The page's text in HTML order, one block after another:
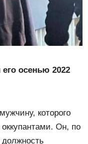
осенью 2022
которого
Он, по